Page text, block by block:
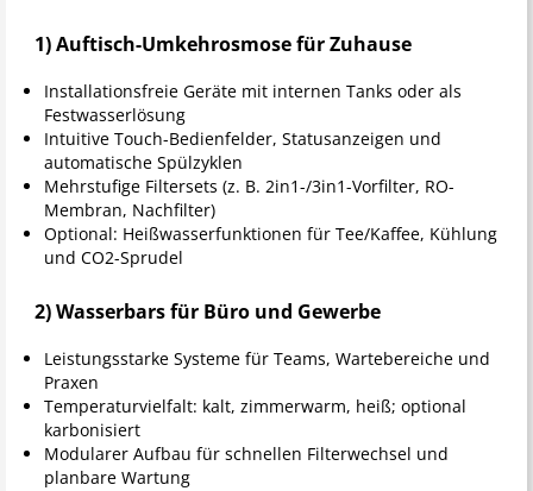
1) Auftisch-Umkehrosmose für Zuhause
Installationsfreie Geräte mit internen Tanks oder als
Festwasserlösung
Intuitive Touch-Bedienfelder, Statusanzeigen und
automatische Spülzyklen
Mehrstufige Filtersets (z. B. 2in1-/3in1-Vorfilter, RO-
Membran, Nachfilter)
Optional: Heißwasserfunktionen für Tee/Kaffee, Kühlung
und CO2-Sprudel
2) Wasserbars für Büro und Gewerbe
Leistungsstarke Systeme für Teams, Wartebereiche und
Praxen
Temperaturvielfalt: kalt, zimmerwarm, heiß; optional
karbonisiert
Modularer Aufbau für schnellen Filterwechsel und
planbare Wartung